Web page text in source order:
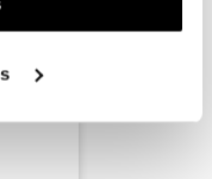
Configurar